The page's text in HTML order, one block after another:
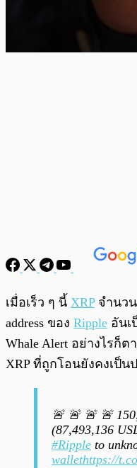
พร้อมเล่น
เมื่อเร็ว ๆ นี้ XRPจำนวน
address ของ Ripple อันเ
Whale Alert อย่างไรก็
XRP ที่ถูกโอนยังคงเป็น
🚨 🚨 🚨 🚨
(87,493,136
#Ripple to
wallethttps://